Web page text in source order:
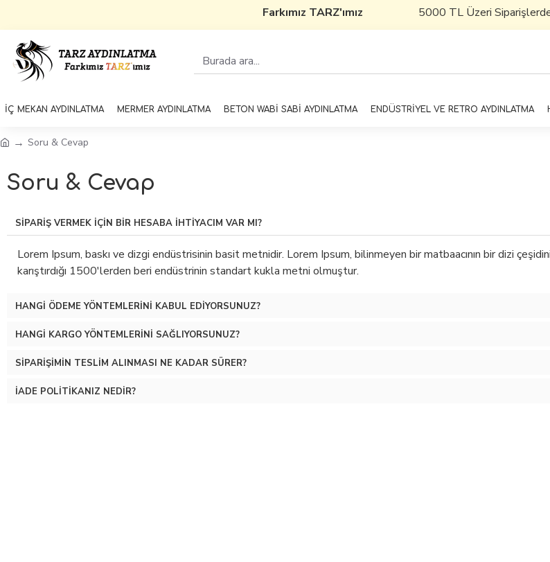
Farkımız TARZ'ımız 5000 TL Üzeri Siparişlerde
İÇ MEKAN AYDINLATMA MERMER AYDINLATMA BETON WABİ SABİ AYDINLATMA ENDÜSTRİYEL VE RETRO AYDINLATMA
Soru & Cevap
Soru & Cevap
SIPARIŞ VERMEK IÇIN BIR HESABA IHTIYACIM VAR MI?
Lorem Ipsum, baskı ve dizgi endüstrisinin basit metnidir. Lorem Ipsum, bilinmeyen bir matbaacının bir dizi
karıştırdığı 1500'lerden beri endüstrinin standart kukla metni olmuştur.
HANGI ÖDEME YÖNTEMLERINI KABUL EDIYORSUNUZ?
HANGI KARGO YÖNTEMLERINI SAĞLIYORSUNUZ?
SIPARIŞIMIN TESLIM ALINMASI NE KADAR SÜRER?
İADE POLITIKANIZ NEDIR?